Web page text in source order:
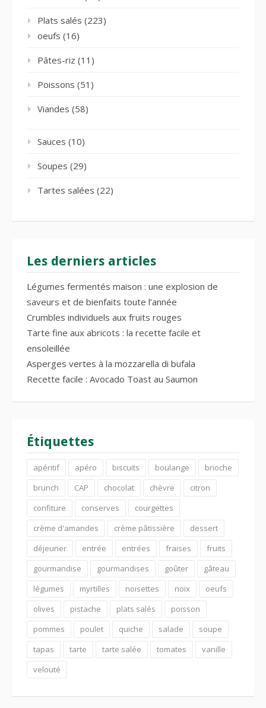
Plats salés (223)
oeufs (16)
Pâtes-riz (11)
Poissons (51)
Viandes (58)
Sauces (10)
Soupes (29)
Tartes salées (22)
Les derniers articles
Légumes fermentés maison : une explosion de
saveurs et de bienfaits toute l’année
Crumbles individuels aux fruits rouges
Tarte fine aux abricots : la recette facile et
ensoleillée
Asperges vertes à la mozzarella di bufala
Recette facile : Avocado Toast au Saumon
Étiquettes
apéritif apéro biscuits boulange
brioche
brunch
CAP chocolat chèvre
citron
confiture
conserves
courgettes
crème d'amandes
crème pâtissière
dessert
déjeuner
entrée entrées fraises
fruits
gourmandise
gourmandises goûter
gâteau
légumes
myrtilles noisettes noix
oeufs
olives
pistache plats salés
poisson
pommes
poulet quiche salade
soupe
tapas
tarte tarte salée tomates
vanille
velouté